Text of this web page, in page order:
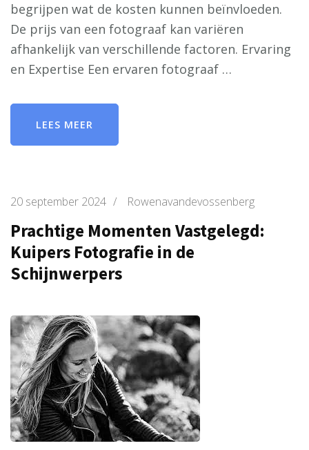
begrijpen wat de kosten kunnen beïnvloeden.
De prijs van een fotograaf kan variëren
afhankelijk van verschillende factoren. Ervaring
en Expertise Een ervaren fotograaf …
LEES MEER
20 september 2024 / Rowenavandevossenberg
Prachtige Momenten Vastgelegd:
Kuipers Fotografie in de
Schijnwerpers